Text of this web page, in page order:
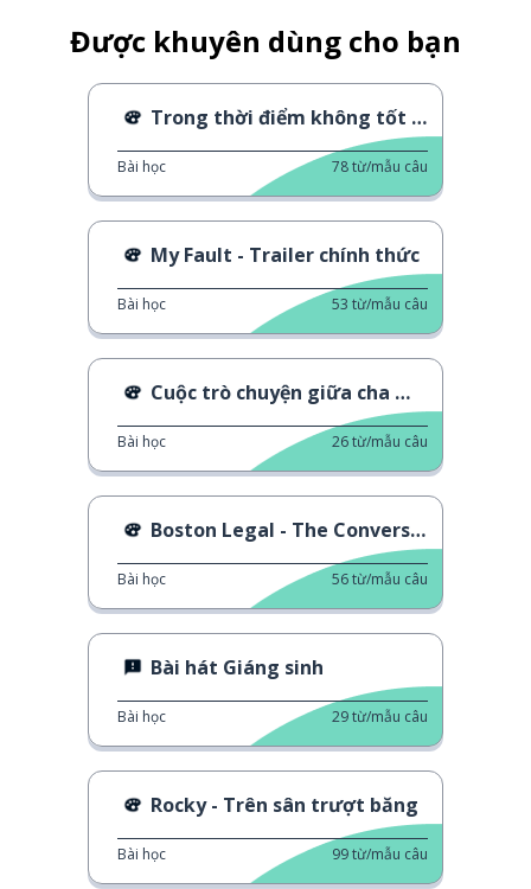
Được khuyên dùng cho bạn
Trong thời điểm không tốt - 2050
Bài học 78từ/mẫu câu
My Fault - Trailer chính thức
Bài học 53 từ/mẫu câu
Cuộc trò chuyện giữa cha mẹ và con cái
Bài học 26từ/mẫu câu
Boston Legal - The Conversation
Bài học 56từ/mẫu câu
Bài hát Giáng sinh
Bài học 29từ/mẫu câu
Rocky - Trên sân trượt băng
Bài học 99từ/mẫu câu